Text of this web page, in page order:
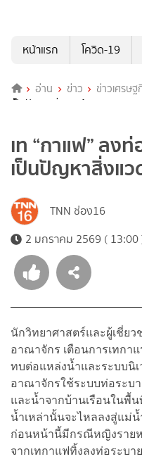
หน้าแรก
โควิด-19
อ่าน ข่าว ข่าวเศรษฐ
เป็นปัญหาสิ่งแวดล้อม?
เท “กาแฟ” ลง
เป็นปัญหาสิ่งแ
TNN ช่อง16
2 มกราคม 2569 ( 13:00
นักวิทยาศาสตร์และผู้เชี่ย
อาณาจักร เตือนการเทกา
ทบต่อแหล่งน้ำและระบบนิเ
อาณาจักรใช้ระบบท่อระบ
และน้ำจากบ้านเรือนในพื้
น้ำเหล่านั้นจะไหลลงสู่แม่น้
ก่อนหน้านี้มีกรณีหญิงรายห
จากเทกาแฟทิ้งลงท่อระบ